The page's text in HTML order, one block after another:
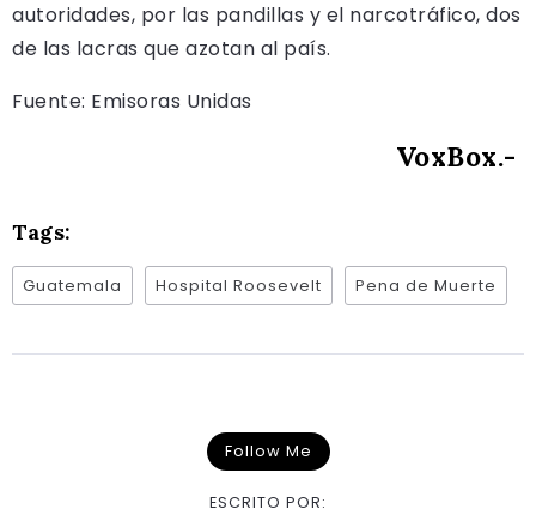
autoridades, por las pandillas y el narcotráfico, dos
de las lacras que azotan al país.
Fuente: Emisoras Unidas
VoxBox.-
Tags:
Guatemala Hospital Roosevelt Pena de Muerte
Follow Me
ESCRITO POR: